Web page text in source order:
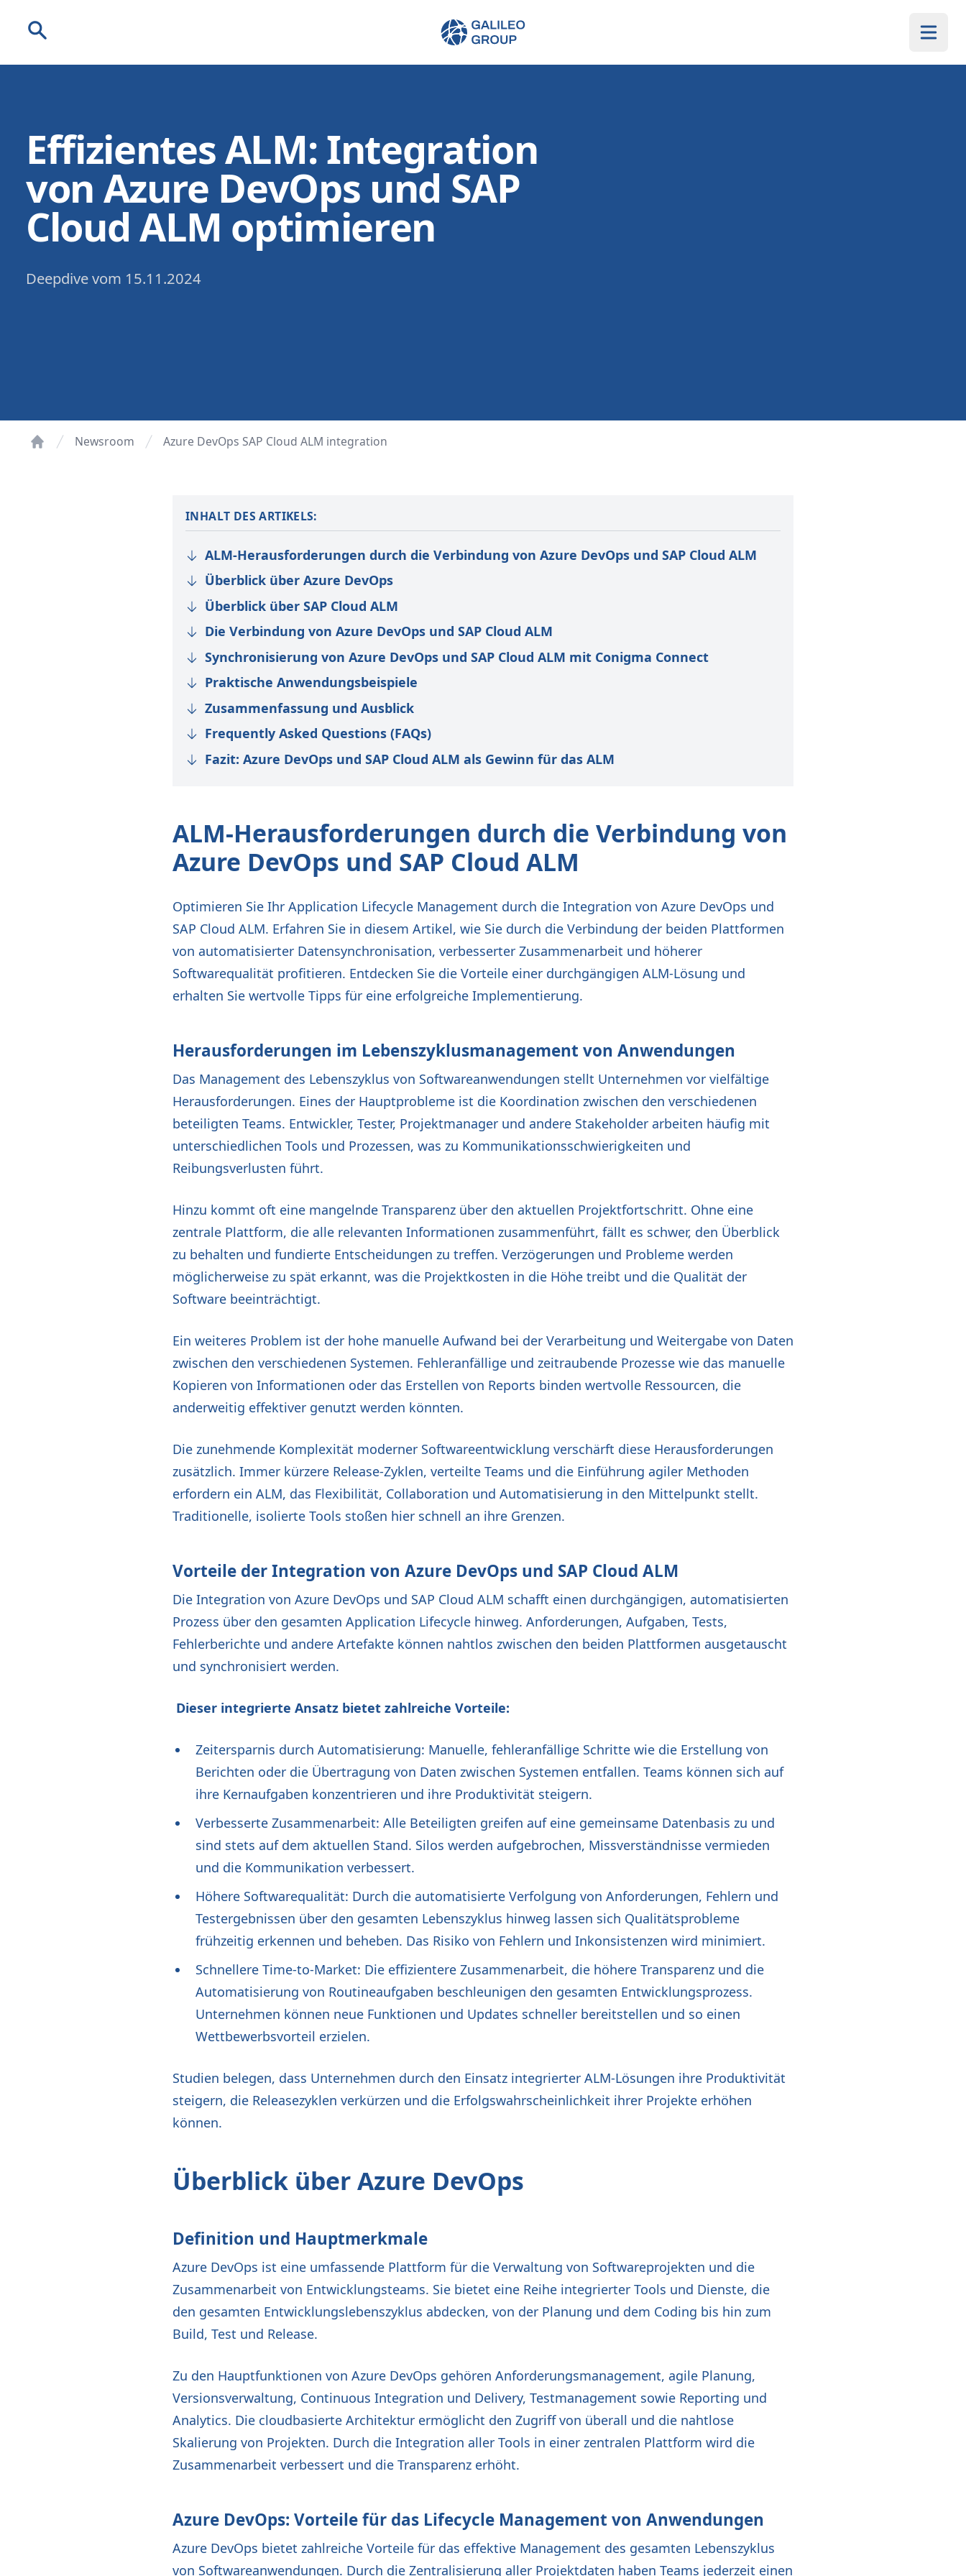
Suche Galileo Group AG
Effizientes ALM: Integration
von Azure DevOps und SAP
Cloud ALM optimieren
Deepdivevom 15.11.2024
Newsroom Azure DevOps SAP Cloud ALM integration
INHALT DES ARTIKELS:
ALM-Herausforderungen durch die Verbindung von Azure DevOps und SAP Cloud ALM
Überblick über Azure DevOps
Überblick über SAP Cloud ALM
Die Verbindung von Azure DevOps und SAP Cloud ALM
Synchronisierung von Azure DevOps und SAP Cloud ALM mit Conigma Connect
Praktische Anwendungsbeispiele
Zusammenfassung und Ausblick
Frequently Asked Questions (FAQs)
Fazit: Azure DevOps und SAP Cloud ALM als Gewinn für das ALM
ALM-Herausforderungen durch die Verbindung von
Azure DevOps und SAP Cloud ALM
Optimieren Sie Ihr Application Lifecycle Management durch die Integration von Azure DevOps und
SAP Cloud ALM. Erfahren Sie in diesem Artikel, wie Sie durch die Verbindung der beiden Plattformen
von automatisierter Datensynchronisation, verbesserter Zusammenarbeit und höherer
Softwarequalität profitieren. Entdecken Sie die Vorteile einer durchgängigen ALM-Lösung und
erhalten Sie wertvolle Tipps für eine erfolgreiche Implementierung.
Herausforderungen im Lebenszyklusmanagement von Anwendungen
Das Management des Lebenszyklus von Softwareanwendungen stellt Unternehmen vor vielfältige
Herausforderungen. Eines der Hauptprobleme ist die Koordination zwischen den verschiedenen
beteiligten Teams. Entwickler, Tester, Projektmanager und andere Stakeholder arbeiten häufig mit
unterschiedlichen Tools und Prozessen, was zu Kommunikationsschwierigkeiten und
Reibungsverlusten führt.
Hinzu kommt oft eine mangelnde Transparenz über den aktuellen Projektfortschritt. Ohne eine
zentrale Plattform, die alle relevanten Informationen zusammenführt, fällt es schwer, den Überblick
zu behalten und fundierte Entscheidungen zu treffen. Verzögerungen und Probleme werden
möglicherweise zu spät erkannt, was die Projektkosten in die Höhe treibt und die Qualität der
Software beeinträchtigt.
Ein weiteres Problem ist der hohe manuelle Aufwand bei der Verarbeitung und Weitergabe von Daten
zwischen den verschiedenen Systemen. Fehleranfällige und zeitraubende Prozesse wie das manuelle
Kopieren von Informationen oder das Erstellen von Reports binden wertvolle Ressourcen, die
anderweitig effektiver genutzt werden könnten.
Die zunehmende Komplexität moderner Softwareentwicklung verschärft diese Herausforderungen
zusätzlich. Immer kürzere Release-Zyklen, verteilte Teams und die Einführung agiler Methoden
erfordern ein ALM, das Flexibilität, Collaboration und Automatisierung in den Mittelpunkt stellt.
Traditionelle, isolierte Tools stoßen hier schnell an ihre Grenzen.
Vorteile der Integration von Azure DevOps und SAP Cloud ALM
Die Integration von Azure DevOps und SAP Cloud ALM schafft einen durchgängigen, automatisierten
Prozess über den gesamten Application Lifecycle hinweg. Anforderungen, Aufgaben, Tests,
Fehlerberichte und andere Artefakte können nahtlos zwischen den beiden Plattformen ausgetauscht
und synchronisiert werden.
Dieser integrierte Ansatz bietet zahlreiche Vorteile:
Zeitersparnis durch Automatisierung: Manuelle, fehleranfällige Schritte wie die Erstellung von
Berichten oder die Übertragung von Daten zwischen Systemen entfallen. Teams können sich auf
ihre Kernaufgaben konzentrieren und ihre Produktivität steigern.
Verbesserte Zusammenarbeit: Alle Beteiligten greifen auf eine gemeinsame Datenbasis zu und
sind stets auf dem aktuellen Stand. Silos werden aufgebrochen, Missverständnisse vermieden
und die Kommunikation verbessert.
Höhere Softwarequalität: Durch die automatisierte Verfolgung von Anforderungen, Fehlern und
Testergebnissen über den gesamten Lebenszyklus hinweg lassen sich Qualitätsprobleme
frühzeitig erkennen und beheben. Das Risiko von Fehlern und Inkonsistenzen wird minimiert.
Schnellere Time-to-Market: Die effizientere Zusammenarbeit, die höhere Transparenz und die
Automatisierung von Routineaufgaben beschleunigen den gesamten Entwicklungsprozess.
Unternehmen können neue Funktionen und Updates schneller bereitstellen und so einen
Wettbewerbsvorteil erzielen.
Studien belegen, dass Unternehmen durch den Einsatz integrierter ALM-Lösungen ihre Produktivität
steigern, die Releasezyklen verkürzen und die Erfolgswahrscheinlichkeit ihrer Projekte erhöhen
können.
Überblick über Azure DevOps
Definition und Hauptmerkmale
Azure DevOps ist eine umfassende Plattform für die Verwaltung von Softwareprojekten und die
Zusammenarbeit von Entwicklungsteams. Sie bietet eine Reihe integrierter Tools und Dienste, die
den gesamten Entwicklungslebenszyklus abdecken, von der Planung und dem Coding bis hin zum
Build, Test und Release.
Zu den Hauptfunktionen von Azure DevOps gehören Anforderungsmanagement, agile Planung,
Versionsverwaltung, Continuous Integration und Delivery, Testmanagement sowie Reporting und
Analytics. Die cloudbasierte Architektur ermöglicht den Zugriff von überall und die nahtlose
Skalierung von Projekten. Durch die Integration aller Tools in einer zentralen Plattform wird die
Zusammenarbeit verbessert und die Transparenz erhöht.
Azure DevOps: Vorteile für das Lifecycle Management von Anwendungen
Azure DevOps bietet zahlreiche Vorteile für das effektive Management des gesamten Lebenszyklus
von Softwareanwendungen. Durch die Zentralisierung aller Projektdaten haben Teams jederzeit einen